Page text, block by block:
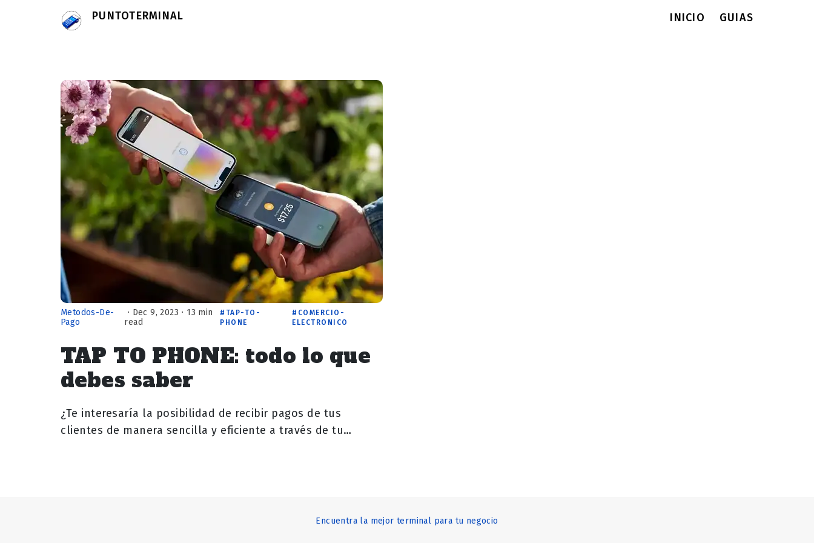
PUNTOTERMINAL INICIO GUIAS
Metodos-De-
Pago
⋅ Dec 9, 2023 ⋅ 13 min
read
TAP-TO-
PHONE
COMERCIO-
ELECTRONICO
TAP TO PHONE: todo lo que
debes saber
¿Te interesaría la posibilidad de recibir pagos de tus
clientes de manera sencilla y eficiente a través de tu
Encuentra la mejor terminal para tu negocio